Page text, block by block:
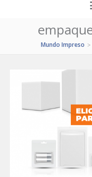
Mundo Impreso >